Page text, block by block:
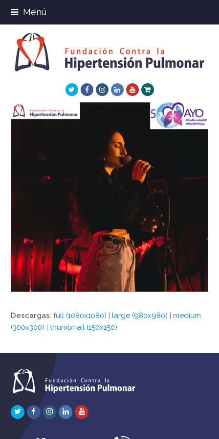
Menú
TwitterFacebookInstagram
LinkedInYoutube
Xing
Descargas:full (1080x1080) |large (980x980) |medium
(300x300) |thumbnail (150x150)
TwitterFacebook
Instagram
LinkedInYoutube